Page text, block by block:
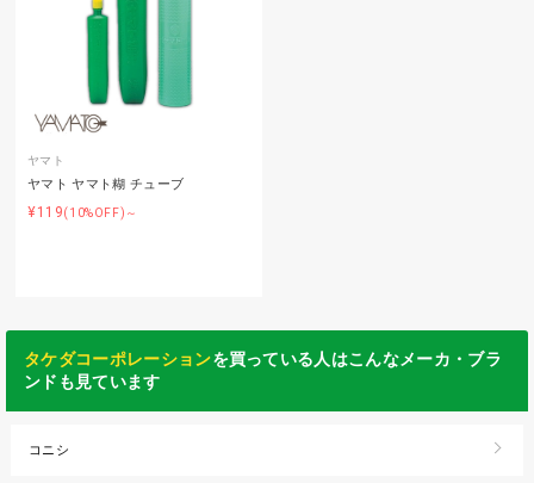
ヤマト
ヤマト ヤマト糊 チューブ
¥119(10%OFF)～
タケダコーポレーションを買っている人はこんなメーカ・ブラ
ンドも見ています
コニシ